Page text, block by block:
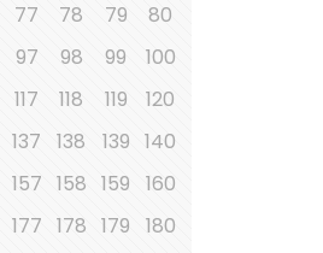
77 78 79
80
97 98 99
100
117 118 119
120
137 138 139 140
157 158 159
160
177 178 179
180